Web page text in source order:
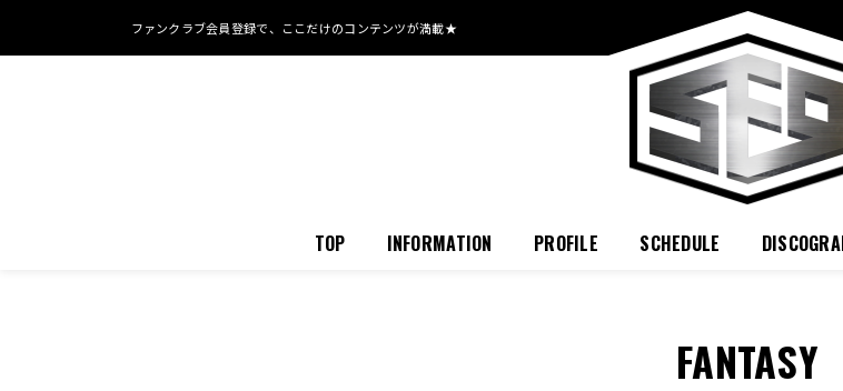
ファンクラブ会員登録で、 ここだけのコンテンツが満載★
TOP INFORMATION PROFILE SCHEDULE
FANTASY